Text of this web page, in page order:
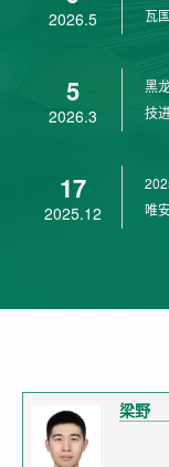
2026.5
瓦
5
2026.3
黑
技
17
2025.12
唯
梁野